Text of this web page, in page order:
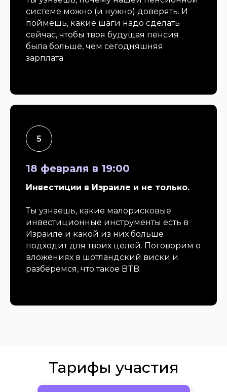
системе можно (и нужно) доверять. И
поймешь, какие шаги надо сделать
сейчас, чтобы твоя будущая пенсия
была больше, чем сегодняшняя
зарплата
18 февраля в 19:00
Инвестиции в Израиле и не только.
Ты узнаешь, какие малорисковые
инвестиционные инструменты есть в
Израиле и какой из них больше
подходит для твоих целей. Поговорим о
вложениях в шотландский виски и
разберемся, что такое BTB.
Тарифы участия
Первая регулярная школа финансовой
ответственности в Израиле на русском языке
консультацию
Подкасты
Ariel Sharon 4 Givatayim HaShahar Tower